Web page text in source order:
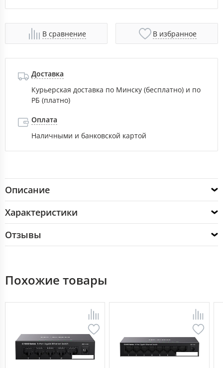
В сравнение В избранное
Доставка
Курьерская доставка по Минску (бесплатно) и по
РБ (платно)
Оплата
Наличными и банковской картой
Описание
Характеристики
Отзывы
Похожие товары